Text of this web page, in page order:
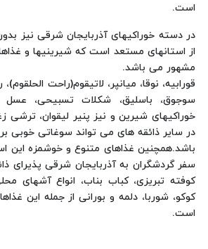
است.
در دسته خوراكیهای آذربایجان شرقی نیز
از استانهای مستعد است كه شیرینیها و
مشهور می باشد.
قورابیه، نوقا، میانپر، لاتیقوم(راحت
سوجوق، باسلیق، شكلات تسبیحی،
خوراكیهای شیرین و نیز پنیر لیقوان، ترشی
در سایر ذائقه های می تواند سوغاتی خوبی
باشد.همچنین غذاهای متنوع و خوشمزه این
سفر گردشگران به آذربایجان شرقی پذیرای
كوفته تبریزی، كباب بناب، انواع آشهای
كوكو، شوربا، دلمه و بورانی از جمله این
است.